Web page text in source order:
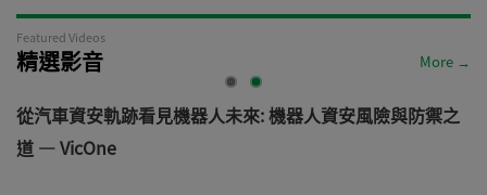
Featured Videos
精選影音 More →
從汽車資安軌跡看見機器人未來: 機器人資安風險與防禦之
道 — VicOne